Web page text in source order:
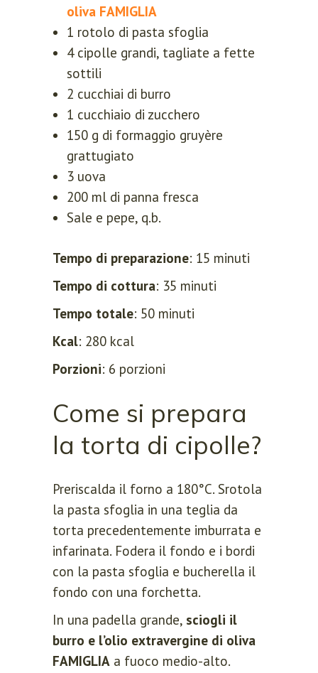
oliva FAMIGLIA
1 rotolo di pasta sfoglia
4 cipolle grandi, tagliate a fette
sottili
2 cucchiai di burro
1 cucchiaio di zucchero
150 g di formaggio gruyère
grattugiato
3 uova
200 ml di panna fresca
Sale e pepe, q.b.
Tempo di preparazione: 15 minuti
Tempo di cottura: 35 minuti
Tempo totale: 50 minuti
Kcal: 280 kcal
Porzioni: 6 porzioni
Come si prepara
la torta di cipolle?
Preriscalda il forno a 180°C. Srotola
la pasta sfoglia in una teglia da
torta precedentemente imburrata e
infarinata. Fodera il fondo e i bordi
con la pasta sfoglia e bucherella il
fondo con una forchetta.
In una padella grande, sciogli il
burro e l’olio extravergine di oliva
FAMIGLIA a fuoco medio-alto.